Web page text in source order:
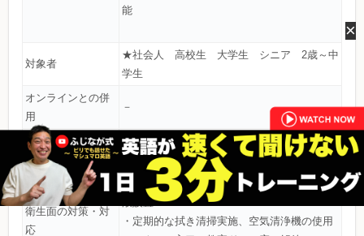
能
対象者
★社会人 高校生 大学生 シニア 2歳～中
学生
オンラインとの併
用
－
イベント・交流
・大人向けにもクリスマスパーティ、ハロウ
ィンパーティなど各スクールで開催
衛生面の対策・対
応
・講師、スタッフのマスク着用、検温、消毒
液設置
・定期的な拭き清掃実施、空気清浄機の使用
×